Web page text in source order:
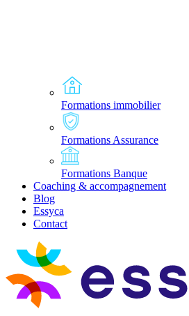
Formations immobilier
Formations Assurance
Formations Banque
Coaching & accompagnement
Blog
Essyca
Contact